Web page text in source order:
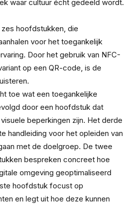
waar cultuur écht gedeeld wordt.
hoofdstukken, die
voor het toegankelijk
Door het gebruik van NFC-
op een QR-code, is de
toe wat een toegankelijke
door een hoofdstuk dat
beperkingen zijn. Het derde
handleiding voor het opleiden van
met de doelgroep. De twee
bespreken concreet hoe
omgeving geoptimaliseerd
hoofdstuk focust op
en legt uit hoe deze kunnen